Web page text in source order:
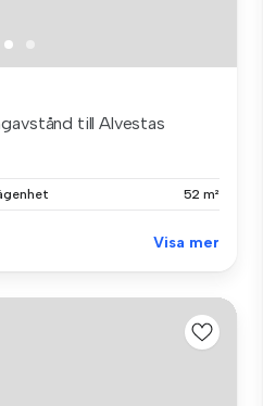
till Alvestas
52 m²
Visa mer